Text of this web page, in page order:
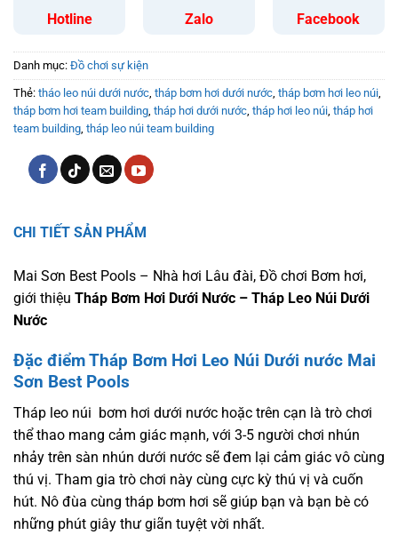
Hotline Zalo Facebook
Danh mục: Đồ chơi sự kiện
Thẻ: tháo leo núi dưới nước, tháp bơm hơi dưới nước, tháp bơm hơi leo núi,
tháp bơm hơi team building, tháp hơi dưới nước, tháp hơi leo núi, tháp hơi
team building, tháp leo núi team building
CHI TIẾT SẢN PHẨM
Mai Sơn Best Pools – Nhà hơi Lâu đài, Đồ chơi Bơm hơi,
giới thiệu Tháp Bơm Hơi Dưới Nước – Tháp Leo Núi Dưới
Nước
Đặc điểm Tháp Bơm Hơi Leo Núi Dưới nước Mai
Sơn Best Pools
Tháp leo núi bơm hơi dưới nước hoặc trên cạn là trò chơi
thể thao mang cảm giác mạnh, với 3-5 người chơi nhún
nhảy trên sàn nhún dưới nước sẽ đem lại cảm giác vô cùng
thú vị. Tham gia trò chơi này cùng cực kỳ thú vị và cuốn
hút. Nô đùa cùng tháp bơm hơi sẽ giúp bạn và bạn bè có
những phút giây thư giãn tuyệt vời nhất.